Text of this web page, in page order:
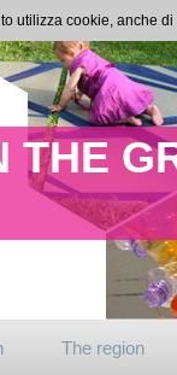
THE
The region
utilizza cookie, anche